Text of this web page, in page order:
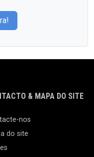
& MAPA DO SITE
nos
do site